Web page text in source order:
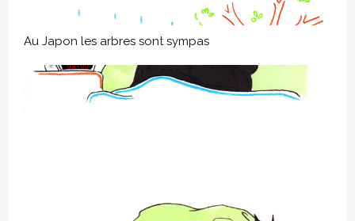
Au Japon les arbres sont sympas